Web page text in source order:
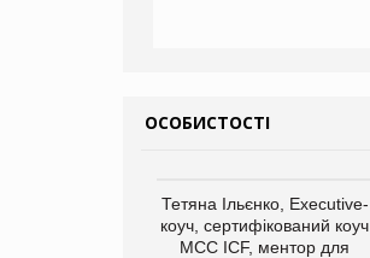
ОСОБИСТОСТІ
Тетяна Ільєнко, Executive-
коуч, сертифікований коуч
МСС ICF, ментор для